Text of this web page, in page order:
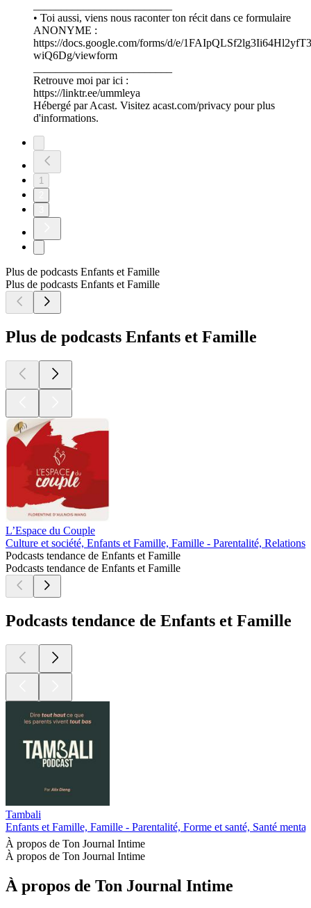
• Toi aussi, viens nous raconter ton récit dans ce formulaire
ANONYME :
https://docs.google.com/forms/d/e/
wiQ6Dg/viewform
Retrouve moi par ici :
https://linktr.ee/ummleya
Hébergé par Acast. Visitez acast.com/privacy pour plus
d'informations.
1
Plus de podcasts Enfants et Famille
Plus de podcasts Enfants et Famille
Plus de podcasts Enfants et Famille
L’Espace du Couple
Culture et société, Enfants et Famille, Famille - Parentalité, Relations
Podcasts tendance de Enfants et Famille
Podcasts tendance de Enfants et Famille
Podcasts tendance de Enfants et Famille
Tambali
Enfants et Famille, Famille - Parentalité, Forme et santé, Santé
À propos de Ton Journal Intime
À propos de Ton Journal Intime
À propos de Ton Journal Intime